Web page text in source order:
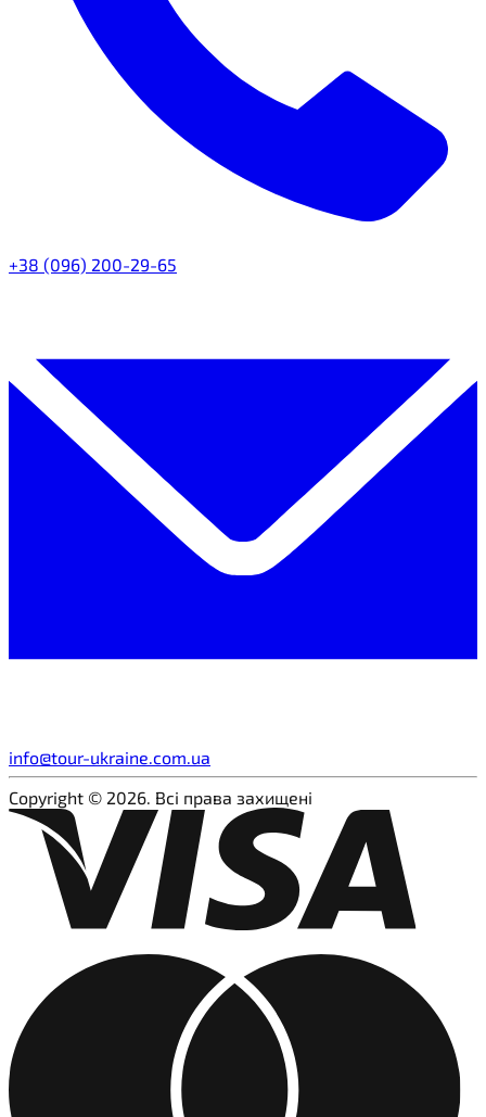
+38 (096) 200-29-65
info@tour-ukraine.com.ua
Copyright © 2026. Всі права захищені